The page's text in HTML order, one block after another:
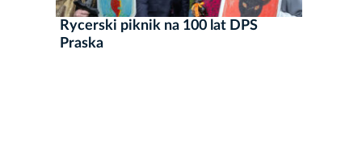
Rycerski piknik na 100 lat DPS
Praska